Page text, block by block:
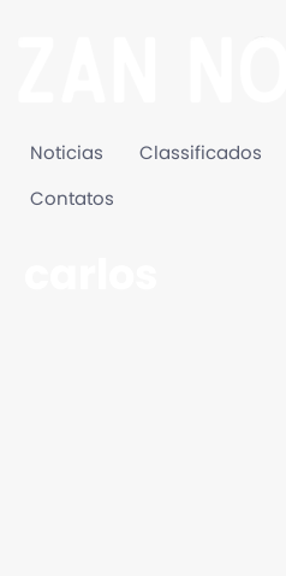
Noticias Classificados
Contatos